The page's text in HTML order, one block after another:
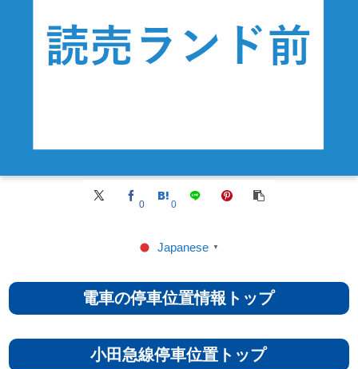
0 0
Japanese ▼
電車の停車位置情報トップ
小田急線停車位置トップ